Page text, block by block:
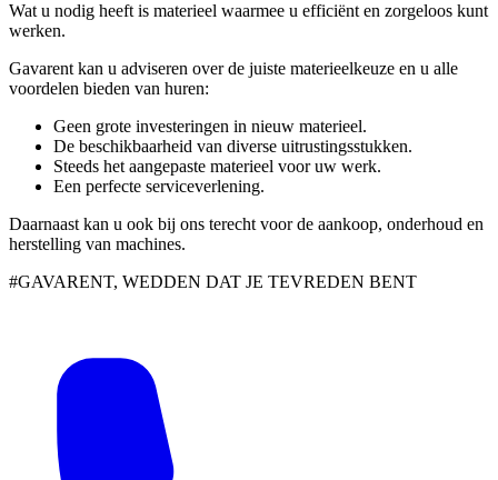
Wat u nodig heeft is materieel waarmee u efficiënt en zorgeloos kunt
werken.
Gavarent kan u adviseren over de juiste materieelkeuze en u alle
voordelen bieden van huren:
Geen grote investeringen in nieuw materieel.
De beschikbaarheid van diverse uitrustingsstukken.
Steeds het aangepaste materieel voor uw werk.
Een perfecte serviceverlening.
Daarnaast kan u ook bij ons terecht voor de aankoop, onderhoud en
herstelling van machines.
#GAVARENT, WEDDEN DAT JE TEVREDEN BENT